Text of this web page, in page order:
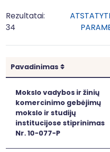
Rezultatai:
34
Pavadinimas Rikiuoti
Mokslo vadybos ir žinių
komercinimo gebėjimų
mokslo ir studijų
institucijose stiprinimas
Nr. 10-077-P